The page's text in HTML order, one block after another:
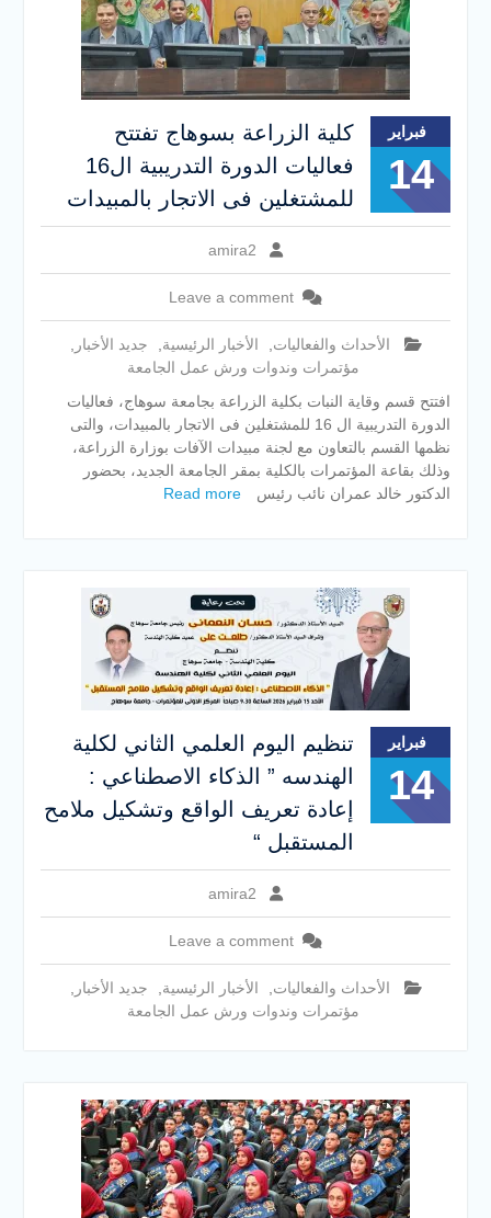
فبراير
14
كلية الزراعة بسوهاج تفتتح
فعاليات الدورة التدريبية ال16
للمشتغلين فى الاتجار بالمبيدات
amira2
Leave a comment
الأحداث والفعاليات الأخبار الرئيسية جديد الأخبار
مؤتمرات وندوات ورش عمل الجامعة
افتتح قسم وقاية النبات بكلية الزراعة بجامعة سوهاج، فعاليات
الدورة التدريبية ال 16 للمشتغلين فى الاتجار بالمبيدات، والتى
نظمها القسم بالتعاون مع لجنة مبيدات الآفات بوزارة الزراعة،
وذلك بقاعة المؤتمرات بالكلية بمقر الجامعة الجديد، بحضور
الدكتور خالد عمران نائب رئيس
Read more
فبراير
14
تنظيم اليوم العلمي الثاني لكلية
الهندسه ” الذكاء الاصطناعي :
إعادة تعريف الواقع وتشكيل ملامح
المستقبل “
amira2
Leave a comment
الأحداث والفعاليات الأخبار الرئيسية جديد الأخبار
مؤتمرات وندوات ورش عمل الجامعة